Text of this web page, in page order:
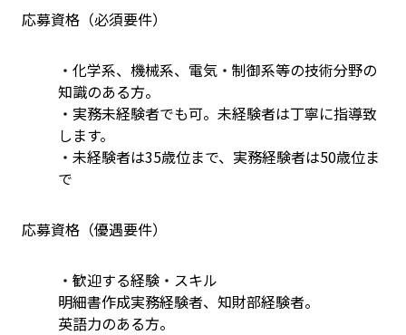
応募資格（必須要件）
・化学系、機械系、電気・制御系等の技術分野の
知識のある方。
・実務未経験者でも可。未経験者は丁寧に指導致
します。
・未経験者は35歳位まで、実務経験者は50歳位ま
で
応募資格（優遇要件）
・歓迎する経験・スキル
明細書作成実務経験者、知財部経験者。
英語力のある方。